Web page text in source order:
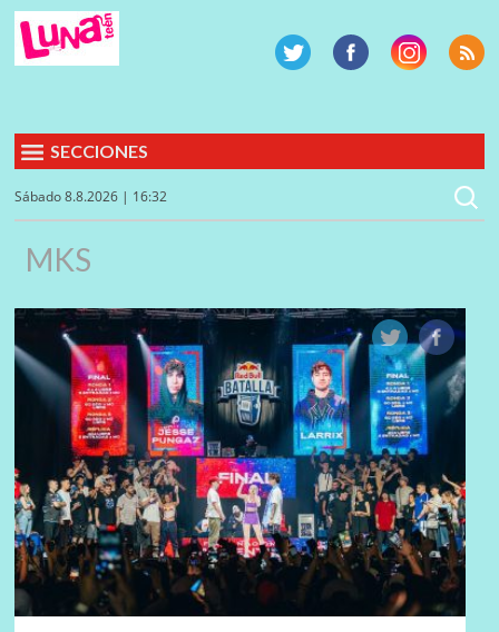
SECCIONES
Sábado 8.8.2026 | 16:32
MKS